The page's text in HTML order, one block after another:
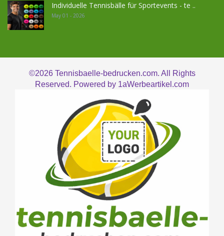
Individuelle Tennisbälle für Sportevents - te ..
May 01 - 2026
©2026 Tennisbaelle-bedrucken.com. All Rights
Reserved. Powered by 1aWerbeartikel.com